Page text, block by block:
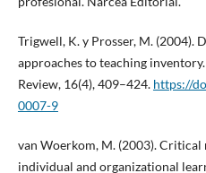
Trigwell, K. y Prosser, M. (2004).
approaches to teaching
Review, 16(4), 409–424. https://
0007-9
van Woerkom, M. (2003).
individual and organizational